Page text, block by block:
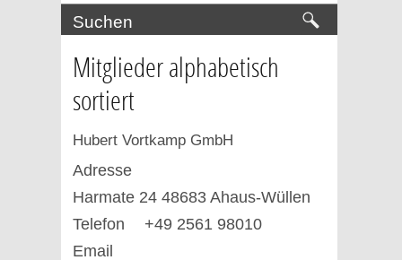
Mitglieder alphabetisch
sortiert
Hubert Vortkamp GmbH
Adresse
Harmate 24 48683 Ahaus-Wüllen
Telefon
+49 2561 98010
Email